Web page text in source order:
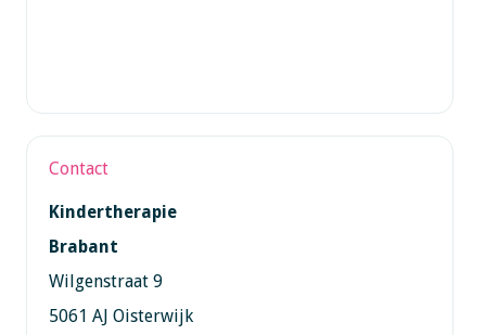
Contact
Kindertherapie
Brabant
Wilgenstraat 9
5061 AJ Oisterwijk